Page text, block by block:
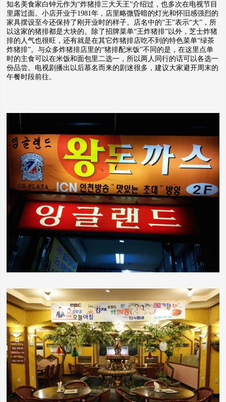
知名美食家白钟元作为“炸猪排三大天王”介绍过，也多次在电视节目
里露过面。小店开业于1981年，店里略微昏暗的灯光和怀旧感强烈的
家具摆设至今还保持了刚开业时的样子。店名中的“王”表示“大”，所
以这家的猪排都是大块的。除了招牌菜单“王炸猪排”以外，芝士炸猪
排的人气也很旺，还有就是在其它炸猪排店吃不到的特色菜单“绿茶
炸猪排”。与众多炸猪排店里的“猪排配米饭”不同的是，在这里点单
时的主食可以在米饭和面包里二选一，所以两人同行的话可以各选一
份品尝。电视剧播出以后慕名而来的剧迷很多，建议大家避开周末的
午餐时段前往。